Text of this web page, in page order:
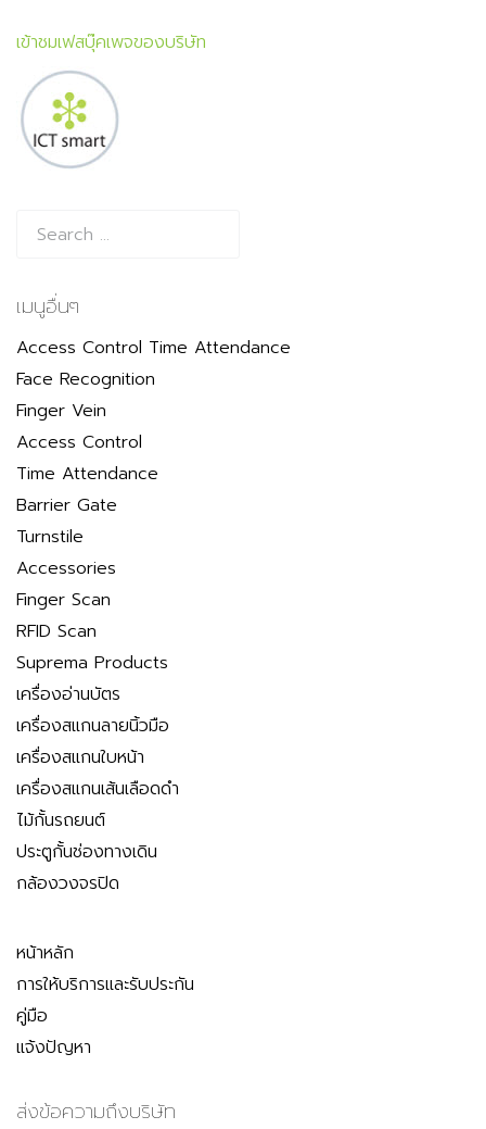
เข้าชมเฟสบุ๊คเพจของบริษัท
เมนูอื่นๆ
Access Control Time Attendance
Face Recognition
Finger Vein
Access Control
Time Attendance
Barrier Gate
Turnstile
Accessories
Finger Scan
RFID Scan
Suprema Products
เครื่องอ่านบัตร
เครื่องสแกนลายนิ้วมือ
เครื่องสแกนใบหน้า
เครื่องสแกนเส้นเลือดดำ
ไม้กั้นรถยนต์
ประตูกั้นช่องทางเดิน
กล้องวงจรปิด
หน้าหลัก
การให้บริการและรับประกัน
คู่มือ
แจ้งปัญหา
ส่งข้อความถึงบริษัท